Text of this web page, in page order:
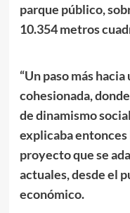
parque público,
10.354 metros
“Un paso más
cohesionada,
de dinamismo
explicaba entonces
proyecto que se
actuales, desde el
económico.